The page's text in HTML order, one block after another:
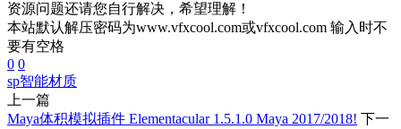
资源问题还请您自行解决，希望理解！
本站默认解压密码为www.vfxcool.com或vfxcool.com 输入时不
要有空格
0 0
sp智能材质
上一篇
Maya体积模拟插件 Elementacular 1.5.1.0 Maya 2017/2018! 下一